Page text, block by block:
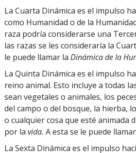
La Cuarta Dinámica es el impulso
como Humanidad o de la
raza podría considerarse una
las razas se les consideraría la
le puede llamar la Dinámica de la
La Quinta Dinámica es el impulso
reino animal. Esto incluye a todas
sean vegetales o animales, los
del campo o del bosque, la hierba,
o cualquier cosa que esté animada
por la vida. A esta se le puede
La Sexta Dinámica es el impulso